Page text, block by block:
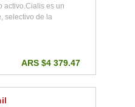
activo.Cialis es un
selectivo de la
ARS $4 379.47